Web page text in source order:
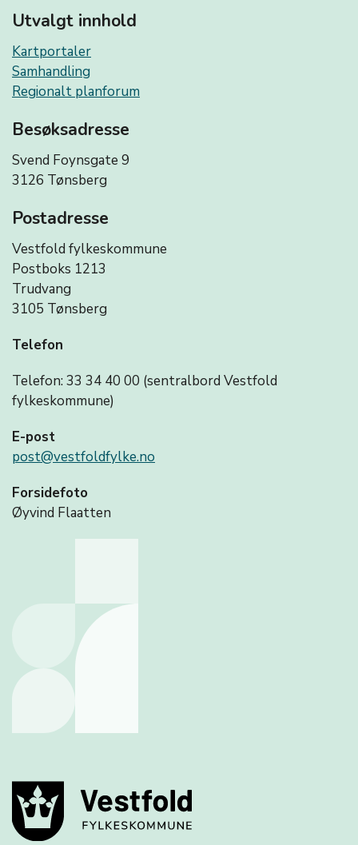
Utvalgt innhold
Kartportaler
Samhandling
Regionalt planforum
Besøksadresse
Svend Foynsgate 9
3126 Tønsberg
Postadresse
Vestfold fylkeskommune
Postboks 1213
Trudvang
3105 Tønsberg
Telefon
Telefon: 33 34 40 00 (sentralbord Vestfold
fylkeskommune)
E-post
post@vestfoldfylke.no
Forsidefoto
Øyvind Flaatten